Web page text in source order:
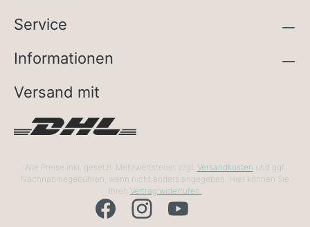
Service
Informationen
Versand mit
Alle Preise inkl. gesetzl. Mehrwertsteuer zzgl. Versandkosten und ggf.
Nachnahmegebühren, wenn nicht anders angegeben. Hier können Sie
Ihren Vertrag widerrufen.